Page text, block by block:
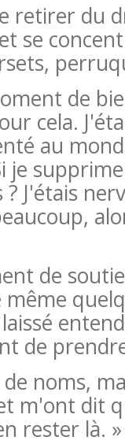
retirer du
se
de
cela.
au
je
J'étais
de
de
noms,
m'ont dit
rester là. »